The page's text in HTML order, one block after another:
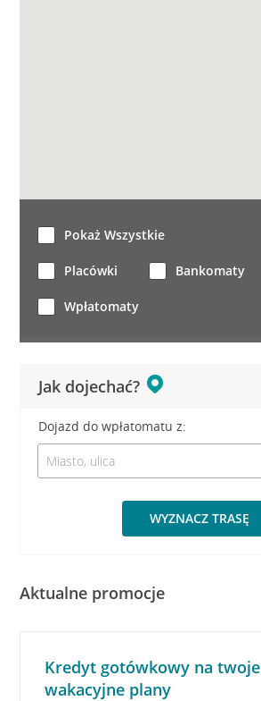
Jak dojechać?
Dojazd do wpłatomatu z:
WYZNACZ TRASĘ
Pokaż Wszystkie
Placówki Bankomaty
Wpłatomaty
Aktualne promocje
Kredyt gotówkowy na twoje
wakacyjne plany